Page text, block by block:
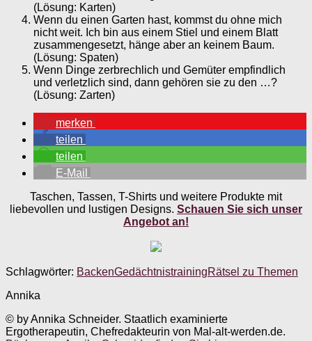
(Lösung: Karten)
Wenn du einen Garten hast, kommst du ohne mich
nicht weit. Ich bin aus einem Stiel und einem Blatt
zusammengesetzt, hänge aber an keinem Baum.
(Lösung: Spaten)
Wenn Dinge zerbrechlich und Gemüter empfindlich
und verletzlich sind, dann gehören sie zu den …?
(Lösung: Zarten)
merken
teilen
teilen
E-Mail
Taschen, Tassen, T-Shirts und weitere Produkte mit
liebevollen und lustigen Designs. Schauen Sie sich unser
Angebot an!
Schlagwörter: BackenGedächtnistrainingRätsel zu Themen
Annika
© by Annika Schneider. Staatlich examinierte
Ergotherapeutin, Chefredakteurin von Mal-alt-werden.de.